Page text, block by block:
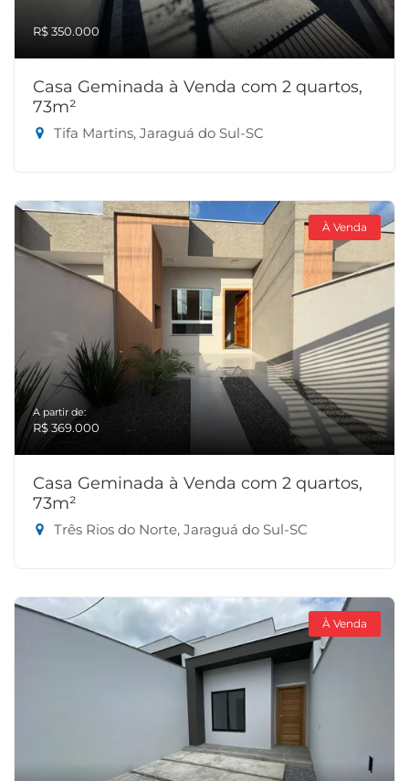
R$ 350.000
Casa Geminada à Venda com 2 quartos,
73m²
Tifa Martins, Jaraguá do Sul-SC
À Venda
A partir de:
R$ 369.000
Casa Geminada à Venda com 2 quartos,
73m²
Três Rios do Norte, Jaraguá do Sul-SC
À Venda